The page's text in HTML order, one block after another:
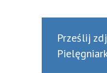
Prześlij